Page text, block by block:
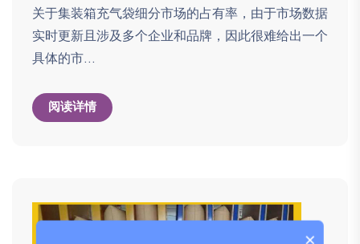
关于集装箱充气袋细分市场的占有率，由于市场数据
实时更新且涉及多个企业和品牌，因此很难给出一个
具体的市...
阅读详情